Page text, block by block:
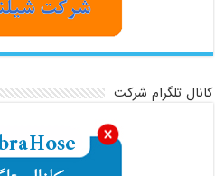
کانال تلگرام شرکت